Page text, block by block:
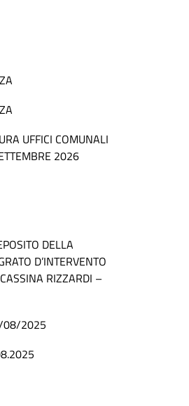
UFFICI COMUNALI
2026
DELLA
D’INTERVENTO
RIZZARDI –
08/2025